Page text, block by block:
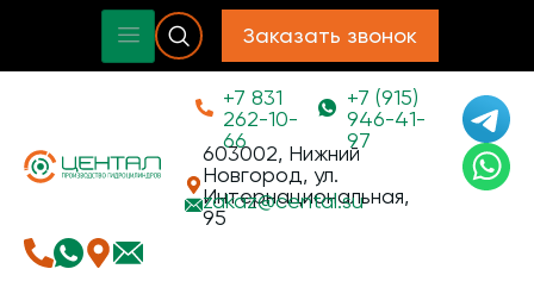
Заказать звонок
+7 831
262-10-
66
+7 (915)
946-41-
97
603002, Нижний
Новгород, ул.
Интернациональная,
95
zakaz@cental.su